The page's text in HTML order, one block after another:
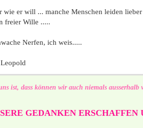
wie er will ... manche Menschen leiden
freier Wille .....
Nerfen, ich weis.....
ist, dass können wir auch niemals ausserhalb
GEDANKEN ERSCHAFFEN